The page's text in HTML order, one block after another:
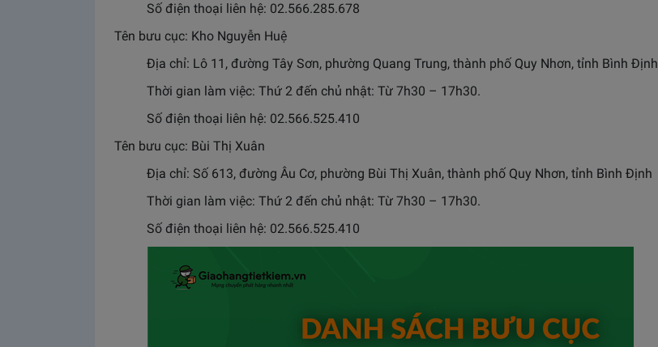
Số điện thoại liên hệ: 02.566.285.678
Tên bưu cục: Kho Nguyễn Huệ
Địa chỉ: Lô 11, đường Tây Sơn, phường Quang Trung, thành phố Quy Nhơn, tỉnh Bình Định
Thời gian làm việc: Thứ 2 đến chủ nhật: Từ 7h30 – 17h30.
Số điện thoại liên hệ: 02.566.525.410
Tên bưu cục: Bùi Thị Xuân
Địa chỉ: Số 613, đường Âu Cơ, phường Bùi Thị Xuân, thành phố Quy Nhơn, tỉnh Bình Định
Thời gian làm việc: Thứ 2 đến chủ nhật: Từ 7h30 – 17h30.
Số điện thoại liên hệ: 02.566.525.410